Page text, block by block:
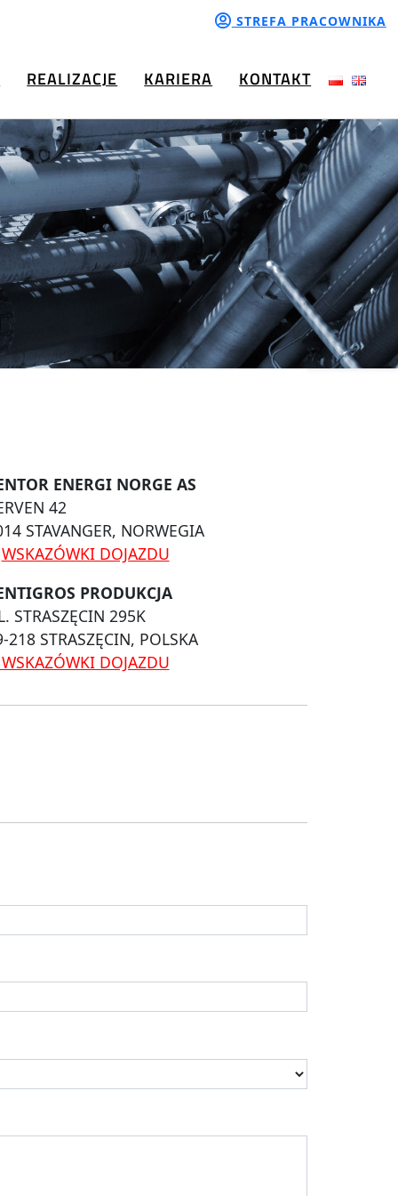
STREFA PRACOWNIKA
REALIZACJE KARIERA KONTAKT
ENERGI NORGE AS
42
STAVANGER, NORWEGIA
WSKAZÓWKI DOJAZDU
PRODUKCJA
STRASZĘCIN 295K
218 STRASZĘCIN, POLSKA
DOJAZDU